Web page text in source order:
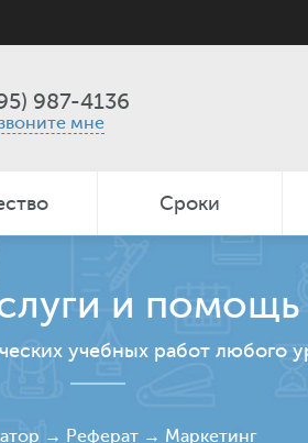
987-4136
мне
Сроки
и
учебных работ любого
→ Реферат → Маркетинг